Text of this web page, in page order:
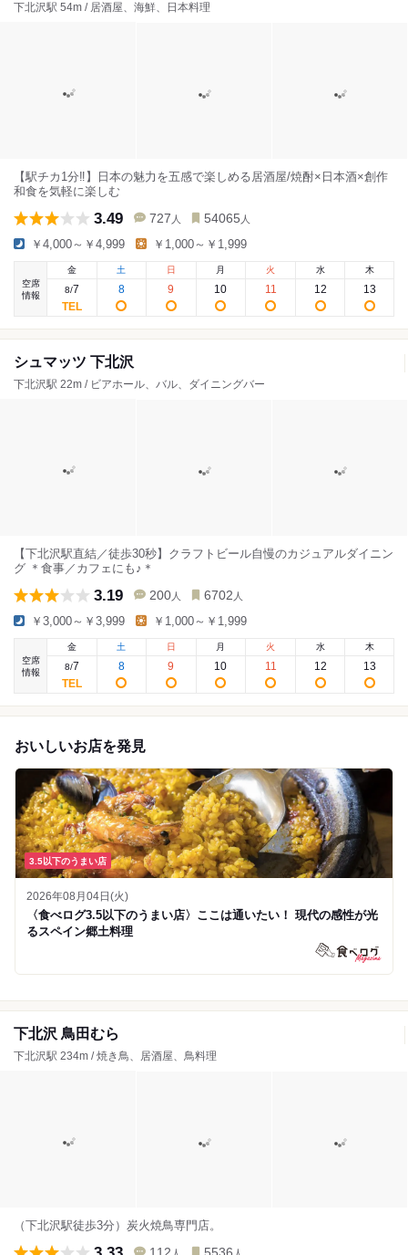
下北沢駅 54m / 居酒屋、海鮮、日本料理
【駅チカ1分‼️】日本の魅力を五感で楽しめる居酒屋/焼酎×日本酒×創作
和食を気軽に楽しむ
3.49 727 人 54065 人
￥4,000～￥4,999 ￥1,000～￥1,999
空席
情報
金
8/7
土
8
日
9
月
10
火
11
水
12
木
13
シュマッツ 下北沢
下北沢駅 22m / ビアホール、バル、ダイニングバー
【下北沢駅直結／徒歩30秒】クラフトビール自慢のカジュアルダイニン
グ ＊食事／カフェにも♪＊
3.19 200 人 6702 人
￥3,000～￥3,999 ￥1,000～￥1,999
空席
情報
金
8/7
土
8
日
9
月
10
火
11
水
12
木
13
おいしいお店を発見
3.5以下のうまい店
2026年08月04日(火)
〈食べログ3.5以下のうまい店〉ここは通いたい！ 現代の感性が光
るスペイン郷土料理
下北沢 鳥田むら
下北沢駅 234m / 焼き鳥、居酒屋、鳥料理
（下北沢駅徒歩3分）炭火焼鳥専門店。